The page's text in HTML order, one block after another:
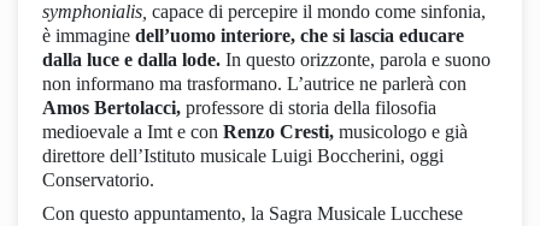
symphonialis, capace di percepire il mondo come sinfonia,
è immagine dell’uomo interiore, che si lascia educare
dalla luce e dalla lode. In questo orizzonte, parola e suono
non informano ma trasformano. L’autrice ne parlerà con
Amos Bertolacci, professore di storia della filosofia
medioevale a Imt e con Renzo Cresti, musicologo e già
direttore dell’Istituto musicale Luigi Boccherini, oggi
Conservatorio.
Con questo appuntamento, la Sagra Musicale Lucchese